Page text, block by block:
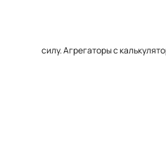
силу. Агрегаторы с